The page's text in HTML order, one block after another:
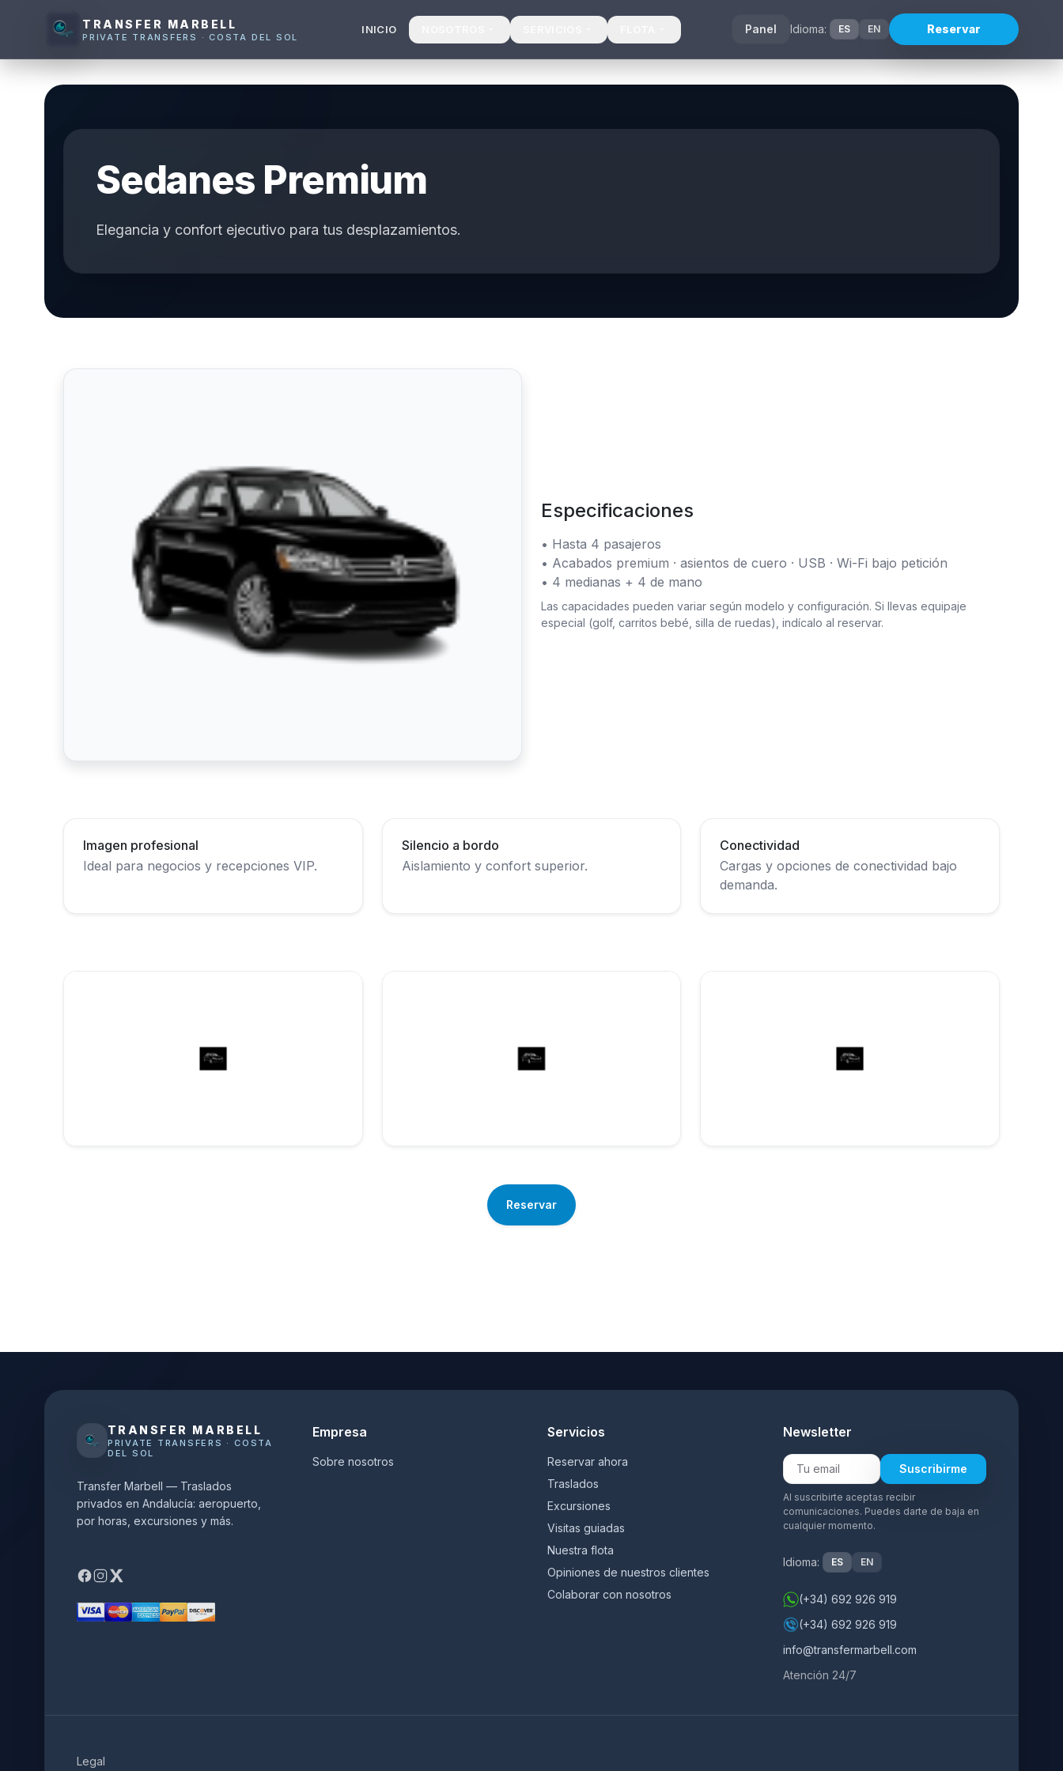
TRANSFER MARBELL
PRIVATE TRANSFERS · COSTA DEL SOL
INICIO Panel Idioma: ES EN Reservar
Sedanes Premium
Elegancia y confort ejecutivo para tus desplazamientos.
Especificaciones
• Hasta 4 pasajeros
• Acabados premium · asientos de cuero · USB · Wi-Fi bajo petición
• 4 medianas + 4 de mano
Las capacidades pueden variar según modelo y configuración. Si llevas equipaje
especial (golf, carritos bebé, silla de ruedas), indícalo al reservar.
Imagen profesional
Ideal para negocios y recepciones VIP.
Silencio a bordo
Aislamiento y confort superior.
Conectividad
Cargas y opciones de conectividad bajo
demanda.
Reservar
TRANSFER MARBELL
PRIVATE TRANSFERS · COSTA
DEL SOL
Transfer Marbell — Traslados
privados en Andalucía: aeropuerto,
por horas, excursiones y más.
Empresa
Sobre nosotros
Servicios
Reservar ahora
Traslados
Excursiones
Visitas guiadas
Nuestra flota
Opiniones de nuestros clientes
Colaborar con nosotros
Newsletter
Suscribirme
Al suscribirte aceptas recibir
comunicaciones. Puedes darte de baja en
cualquier momento.
Idioma: ES EN
(+34) 692 926 919
(+34) 692 926 919
info@transfermarbell.com
Atención 24/7
Legal